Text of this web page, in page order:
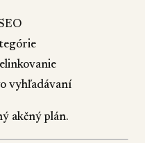
vyhľadávaní
akčný plán.